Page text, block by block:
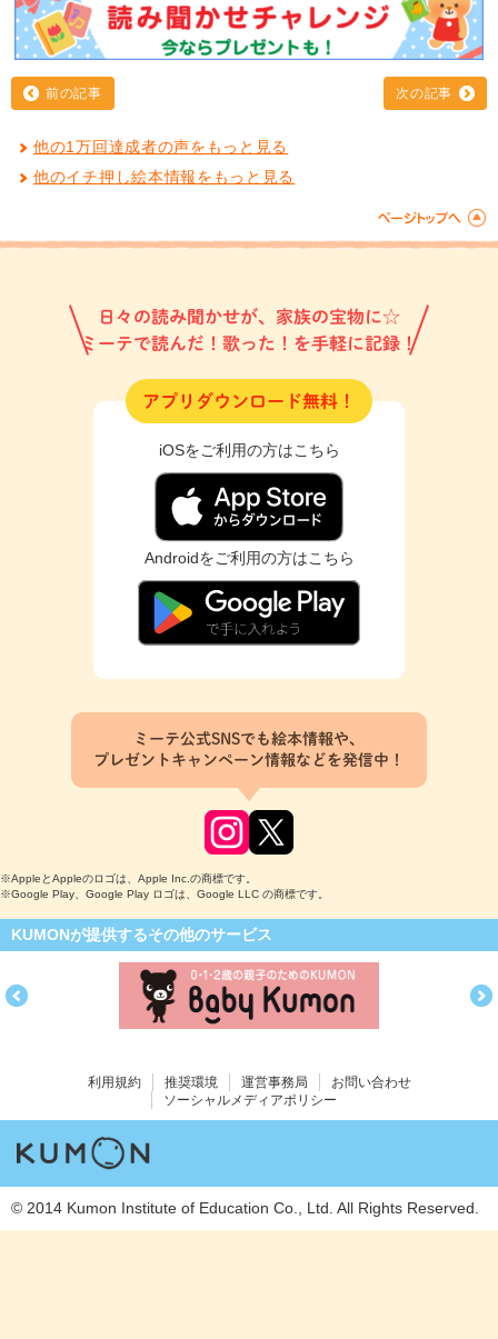
前の記事 次の記事
他の1万回達成者の声をもっと見る
他のイチ押し絵本情報をもっと見る
日々の読み聞かせが、家族の宝物に☆
ミーテで読んだ！歌った！を手軽に記録！
アプリダウンロード無料！
iOSをご利用の方はこちら
Androidをご利用の方はこちら
ミーテ公式SNSでも絵本情報や、
プレゼントキャンペーン情報などを発信中！
※AppleとAppleのロゴは、Apple Inc.の商標です。
※Google Play、Google Play ロゴは、Google LLC の商標です。
KUMONが提供するその他のサービス
利用規約 推奨環境 運営事務局
お問い合わせ
ソーシャルメディアポリシー
© 2014 Kumon Institute of Education Co., Ltd. All Rights Reserved.